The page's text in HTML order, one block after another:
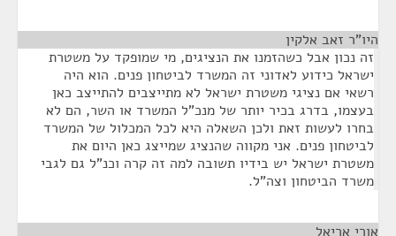
היו"ר זאב אלקין
זה נכון אבל כשהזמנו את הנציגים, מי שמופקד על משטרת
ישראל כידוע לאדוני זה המשרד לביטחון פנים. הוא היה
רשאי אם נציגי משטרת ישראל לא מתייצבים להתייצב כאן
בעצמו, בדרג בכיר יותר של מנכ"ל המשרד או השר, הם לא
בחרו לעשות זאת ולכן השאלה היא לכל המכלול של המשרד
לביטחון פנים. אני מקווה שהנציג שמייצג כאן היום את
משטרת ישראל יש בידיו תשובה למה זה קרה וכנ"ל גם לגבי
משרד הביטחון וצה"ל.
אורי אריאל